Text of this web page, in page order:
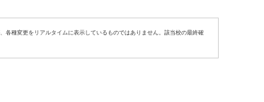
各種変更をリアルタイムに表示しているものではありません。該当校の最終確